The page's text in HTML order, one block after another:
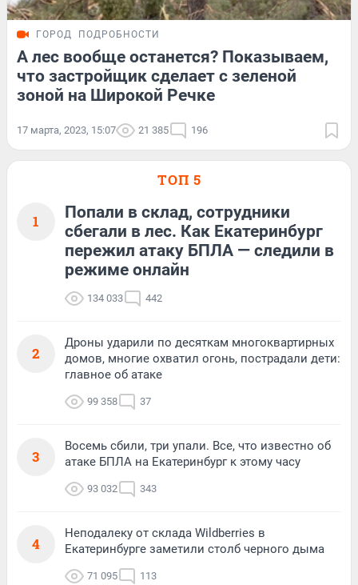
ГОРОД ПОДРОБНОСТИ
А лес вообще останется? Показываем,
что застройщик сделает с зеленой
зоной на Широкой Речке
17 марта, 2023, 15:07 21 385 196
ТОП 5
1
Попали в склад, сотрудники
сбегали в лес. Как Екатеринбург
пережил атаку БПЛА — следили в
режиме онлайн
134 033 442
2
Дроны ударили по десяткам многоквартирных
домов, многие охватил огонь, пострадали дети:
главное об атаке
99 358 37
3
Восемь сбили, три упали. Все, что известно об
атаке БПЛА на Екатеринбург к этому часу
93 032 343
4
Неподалеку от склада Wildberries в
Екатеринбурге заметили столб черного дыма
71 095 113